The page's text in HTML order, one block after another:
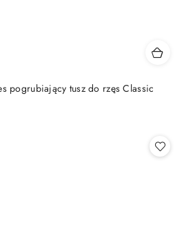
pogrubiający tusz do rzęs Classic